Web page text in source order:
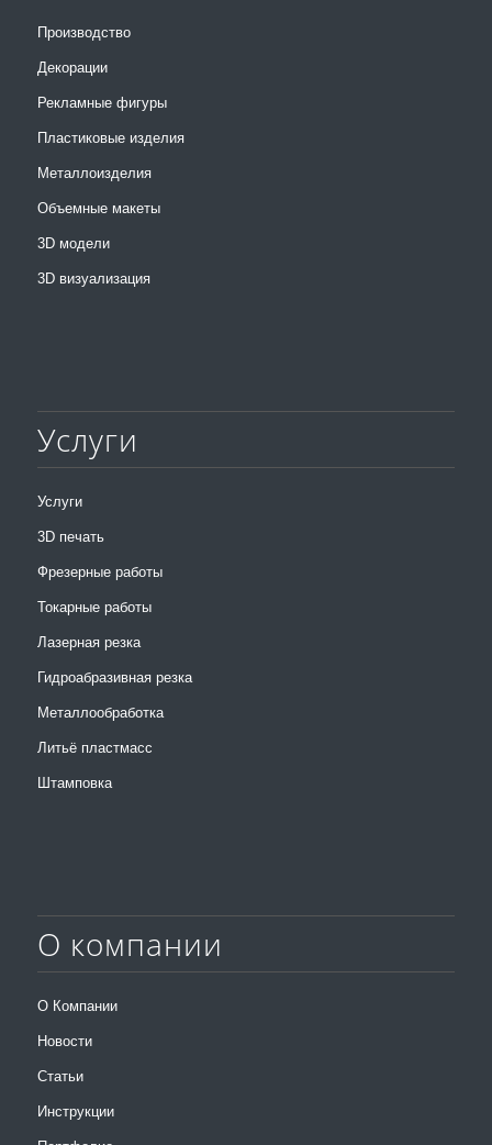
Производство
Декорации
Рекламные фигуры
Пластиковые изделия
Металлоизделия
Объемные макеты
3D модели
3D визуализация
Услуги
Услуги
3D печать
Фрезерные работы
Токарные работы
Лазерная резка
Гидроабразивная резка
Металлообработка
Литьё пластмасс
Штамповка
О компании
О Компании
Новости
Статьи
Инструкции